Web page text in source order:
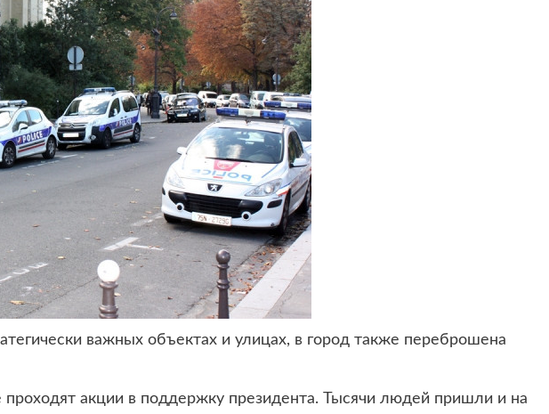
важных объектах и улицах, в город также переброшена
акции в поддержку президента. Тысячи людей пришли и на